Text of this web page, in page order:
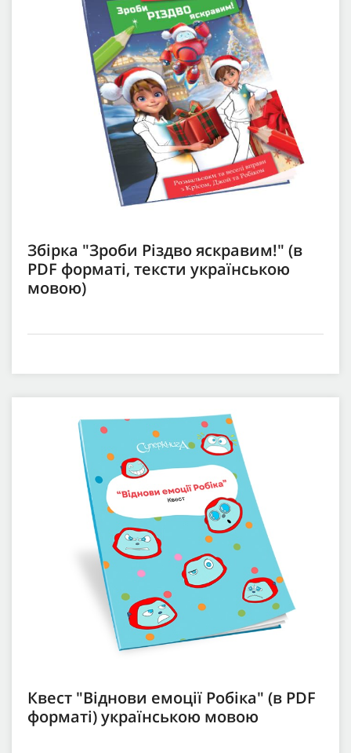
Збірка "Зроби Різдво яскравим!" (в
PDF форматі, тексти українською
мовою)
Квест "Віднови емоції Робіка" (в PDF
форматі) українською мовою